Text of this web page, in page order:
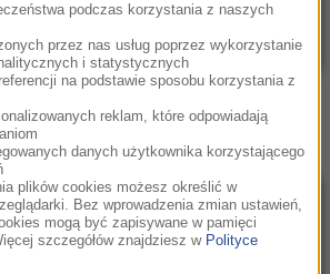
podczas korzystania z naszych
przez nas usług poprzez wykorzystanie
i statystycznych
na podstawie sposobu korzystania z
reklam, które odpowiadają
danych użytkownika korzystającego
plików cookies możesz określić w
Bez wprowadzenia zmian ustawień,
mogą być zapisywane w pamięci
szczegółów znajdziesz w Polityce